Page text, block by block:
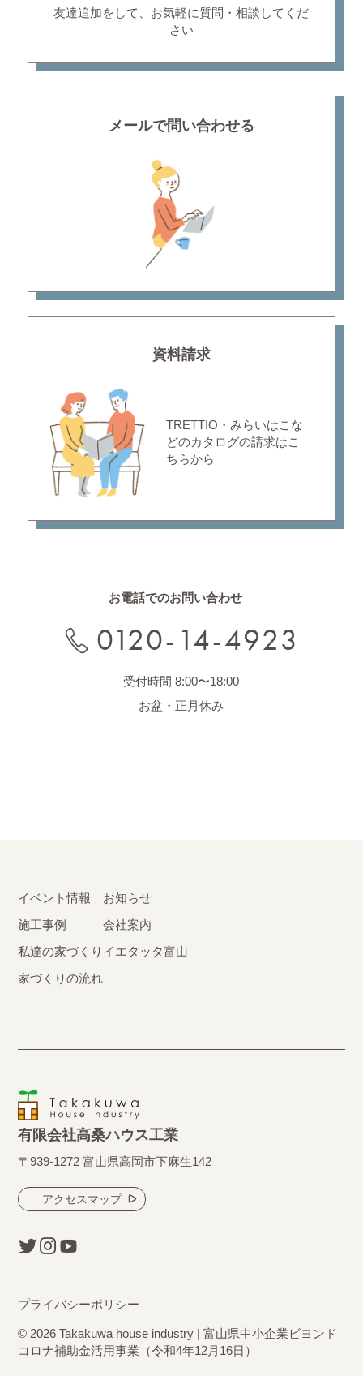
友達追加をして、お気軽に質問・相談してくだ
さい
メールで問い合わせる
資料請求
TRETTIO・みらいはこな
どのカタログの請求はこ
ちらから
お電話でのお問い合わせ
0120-14-4923
受付時間 8:00〜18:00
お盆・正月休み
有限会社高桑ハウス工業
〒939-1272 富山県高岡市下麻生142
アクセスマップ
イベント情報
施工事例
私達の家づくり
家づくりの流れ
お知らせ
会社案内
イエタッタ富山
プライバシーポリシー
© 2026 Takakuwa house industry | 富山県中小企業ビヨンド
コロナ補助金活用事業（令和4年12月16日）